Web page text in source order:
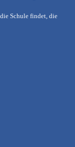
Schule findet, die